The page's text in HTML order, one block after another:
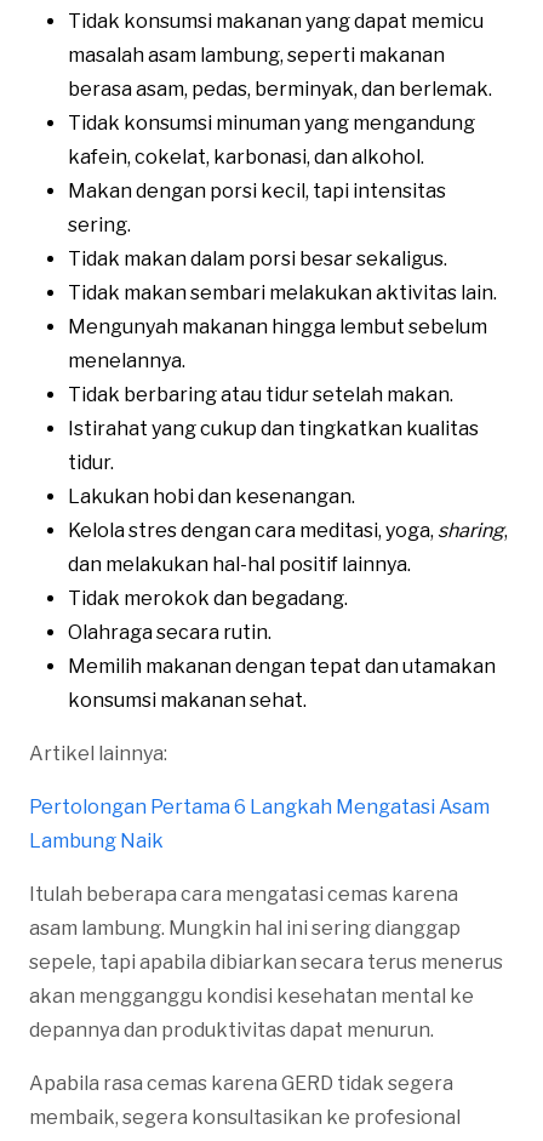
Tidak konsumsi makanan yang dapat memicu
masalah asam lambung, seperti makanan
berasa asam, pedas, berminyak, dan berlemak.
Tidak konsumsi minuman yang mengandung
kafein, cokelat, karbonasi, dan alkohol.
Makan dengan porsi kecil, tapi intensitas
sering.
Tidak makan dalam porsi besar sekaligus.
Tidak makan sembari melakukan aktivitas lain.
Mengunyah makanan hingga lembut sebelum
menelannya.
Tidak berbaring atau tidur setelah makan.
Istirahat yang cukup dan tingkatkan kualitas
tidur.
Lakukan hobi dan kesenangan.
Kelola stres dengan cara meditasi, yoga, sharing,
dan melakukan hal-hal positif lainnya.
Tidak merokok dan begadang.
Olahraga secara rutin.
Memilih makanan dengan tepat dan utamakan
konsumsi makanan sehat.
Artikel lainnya:
Pertolongan Pertama 6 Langkah Mengatasi Asam
Lambung Naik
Itulah beberapa cara mengatasi cemas karena
asam lambung. Mungkin hal ini sering dianggap
sepele, tapi apabila dibiarkan secara terus menerus
akan mengganggu kondisi kesehatan mental ke
depannya dan produktivitas dapat menurun.
Apabila rasa cemas karena GERD tidak segera
membaik, segera konsultasikan ke profesional